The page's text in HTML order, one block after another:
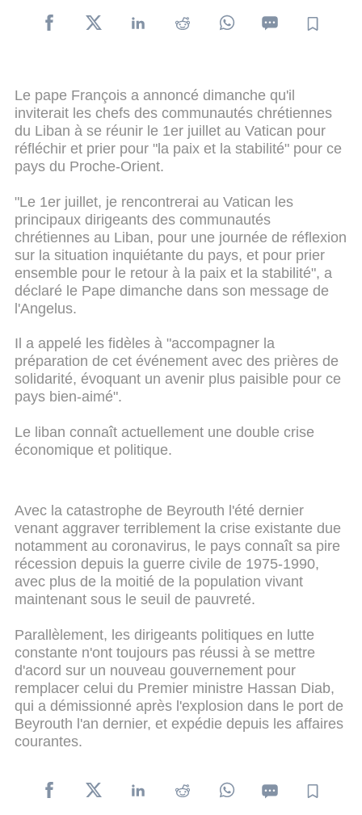
Le pape François a annoncé dimanche qu'il
inviterait les chefs des communautés chrétiennes
du Liban à se réunir le 1er juillet au Vatican pour
réfléchir et prier pour "la paix et la stabilité" pour ce
pays du Proche-Orient.
"Le 1er juillet, je rencontrerai au Vatican les
principaux dirigeants des communautés
chrétiennes au Liban, pour une journée de réflexion
sur la situation inquiétante du pays, et pour prier
ensemble pour le retour à la paix et la stabilité", a
déclaré le Pape dimanche dans son message de
l'Angelus.
Il a appelé les fidèles à "accompagner la
préparation de cet événement avec des prières de
solidarité, évoquant un avenir plus paisible pour ce
pays bien-aimé".
Le liban connaît actuellement une double crise
économique et politique.
Avec la catastrophe de Beyrouth l'été dernier
venant aggraver terriblement la crise existante due
notamment au coronavirus, le pays connaît sa pire
récession depuis la guerre civile de 1975-1990,
avec plus de la moitié de la population vivant
maintenant sous le seuil de pauvreté.
Parallèlement, les dirigeants politiques en lutte
constante n'ont toujours pas réussi à se mettre
d'acord sur un nouveau gouvernement pour
remplacer celui du Premier ministre Hassan Diab,
qui a démissionné après l'explosion dans le port de
Beyrouth l'an dernier, et expédie depuis les affaires
courantes.